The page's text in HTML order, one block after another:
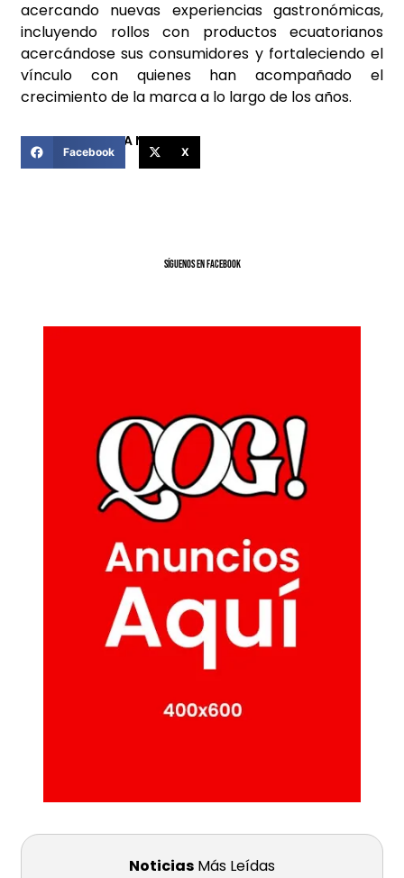
acercando nuevas experiencias gastronómicas,
incluyendo rollos con productos ecuatorianos
acercándose sus consumidores y fortaleciendo el
vínculo con quienes han acompañado el
crecimiento de la marca a lo largo de los años.
COMPARTIR ESTA NOTICIA
Facebook X
SíGUENOS EN FACEBOOK
Noticias Más Leídas